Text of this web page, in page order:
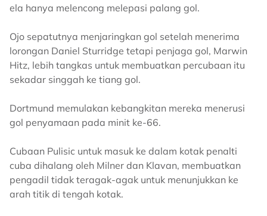
ela hanya melencong melepasi palang gol.
Ojo sepatutnya menjaringkan gol setelah menerima
lorongan Daniel Sturridge tetapi penjaga gol, Marwin
Hitz, lebih tangkas untuk membuatkan percubaan itu
sekadar singgah ke tiang gol.
Dortmund memulakan kebangkitan mereka menerusi
gol penyamaan pada minit ke-66.
Cubaan Pulisic untuk masuk ke dalam kotak penalti
cuba dihalang oleh Milner dan Klavan, membuatkan
pengadil tidak teragak-agak untuk menunjukkan ke
arah titik di tengah kotak.